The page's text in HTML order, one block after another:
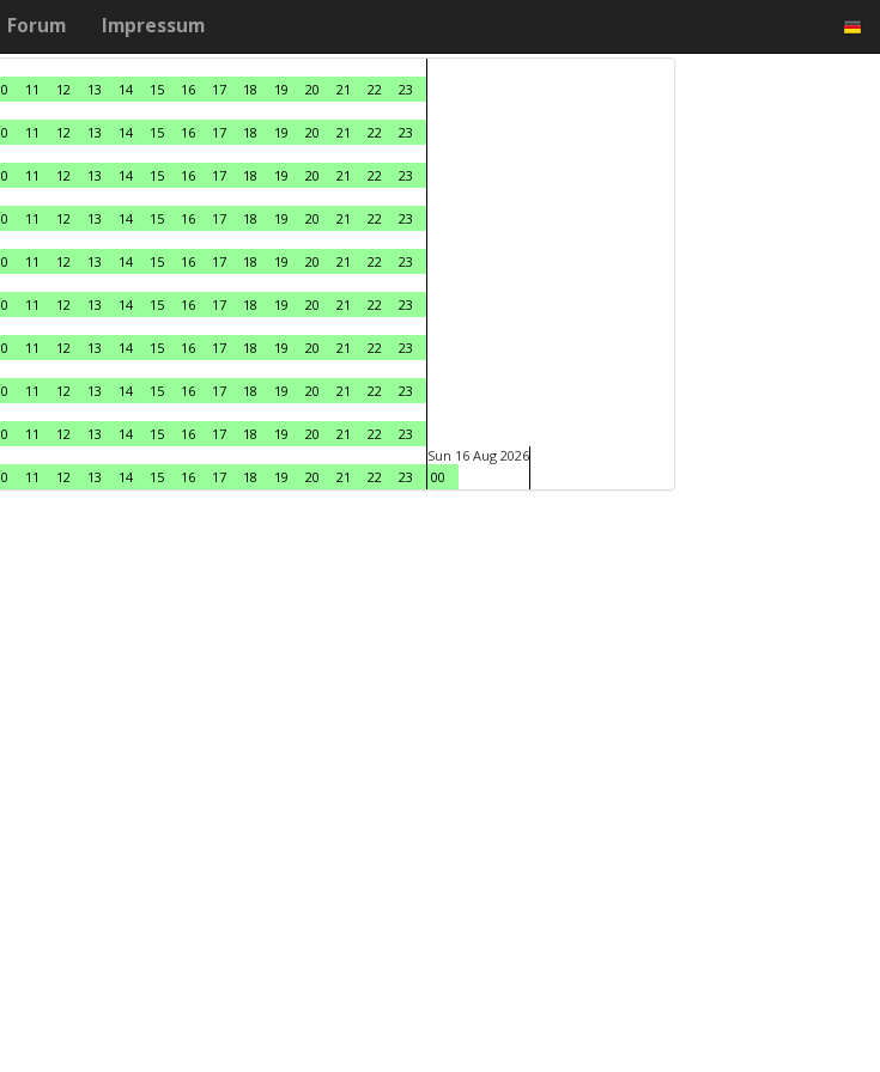
Forum Impressum
11 12 13 14 15 16 17 18 19 20 21 22
23
11 12 13 14 15 16 17 18 19 20 21 22
23
11 12 13 14 15 16 17 18 19 20 21 22
23
11 12 13 14 15 16 17 18 19 20 21 22
23
11 12 13 14 15 16 17 18 19 20 21 22
23
11 12 13 14 15 16 17 18 19 20 21 22
23
11 12 13 14 15 16 17 18 19 20 21 22
23
11 12 13 14 15 16 17 18 19 20 21 22
23
11 12 13 14 15 16 17 18 19 20 21 22
23
11 12 13 14 15 16 17 18 19 20 21 22 23
Sun 16 Aug 2026
00